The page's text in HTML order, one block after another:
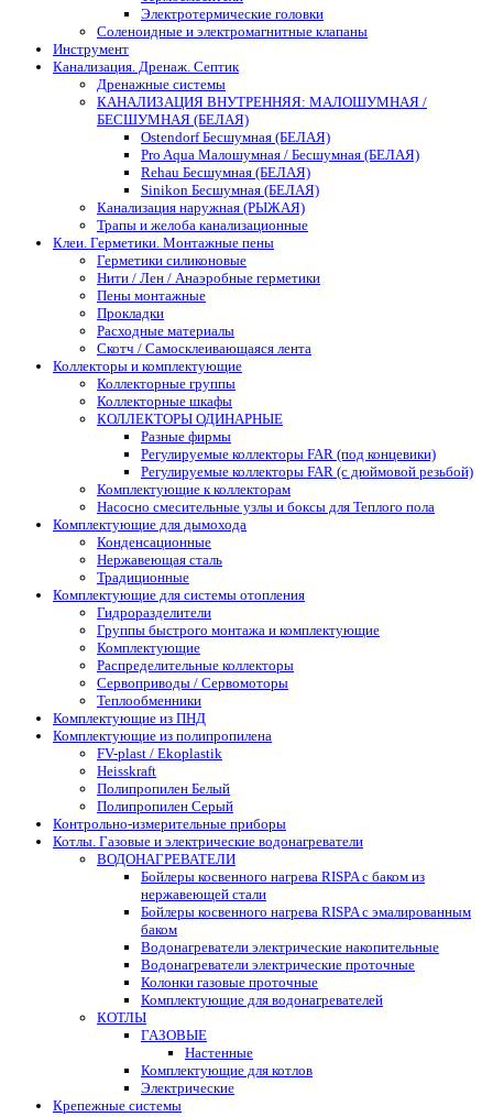
Электротермические головки
Соленоидные и электромагнитные клапаны
Инструмент
Канализация. Дренаж. Септик
Дренажные системы
КАНАЛИЗАЦИЯ ВНУТРЕННЯЯ: МАЛОШУМНАЯ /
БЕСШУМНАЯ (БЕЛАЯ)
Ostendorf Бесшумная (БЕЛАЯ)
Pro Aqua Малошумная / Бесшумная (БЕЛАЯ)
Rehau Бесшумная (БЕЛАЯ)
Sinikon Бесшумная (БЕЛАЯ)
Канализация наружная (РЫЖАЯ)
Трапы и желоба канализационные
Клеи. Герметики. Монтажные пены
Герметики силиконовые
Нити / Лен / Анаэробные герметики
Пены монтажные
Прокладки
Расходные материалы
Скотч / Самосклеивающаяся лента
Коллекторы и комплектующие
Коллекторные группы
Коллекторные шкафы
КОЛЛЕКТОРЫ ОДИНАРНЫЕ
Разные фирмы
Регулируемые коллекторы FAR (под концевики)
Регулируемые коллекторы FAR (с дюймовой резьбой)
Комплектующие к коллекторам
Насосно смесительные узлы и боксы для Теплого пола
Комплектующие для дымохода
Конденсационные
Нержавеющая сталь
Традиционные
Комплектующие для системы отопления
Гидроразделители
Группы быстрого монтажа и комплектующие
Комплектующие
Распределительные коллекторы
Сервоприводы / Сервомоторы
Теплообменники
Комплектующие из ПНД
Комплектующие из полипропилена
FV-plast / Ekoplastik
Heisskraft
Полипропилен Белый
Полипропилен Серый
Контрольно-измерительные приборы
Котлы. Газовые и электрические водонагреватели
ВОДОНАГРЕВАТЕЛИ
Бойлеры косвенного нагрева RISPA с баком из
нержавеющей стали
Бойлеры косвенного нагрева RISPA с эмалированным
баком
Водонагреватели электрические накопительные
Водонагреватели электрические проточные
Колонки газовые проточные
Комплектующие для водонагревателей
КОТЛЫ
ГАЗОВЫЕ
Настенные
Комплектующие для котлов
Электрические
Крепежные системы